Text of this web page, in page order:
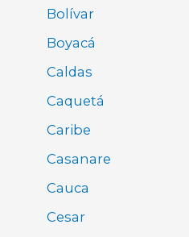
Bolívar
Boyacá
Caldas
Caquetá
Caribe
Casanare
Cauca
Cesar